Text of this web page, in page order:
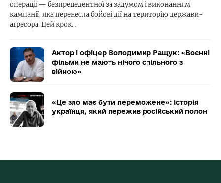
операції — безпрецедентної за задумом і виконанням
кампанії, яка перенесла бойові дії на територію держави-
агресора. Цей крок…
Актор і офіцер Володимир Ращук: «Воєнні
фільми не мають нічого спільного з
війною»
«Це зло має бути переможене»: історія
українця, який пережив російський полон